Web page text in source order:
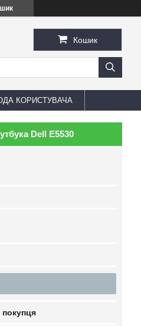
Кошик
КОРИСТУВАЧА
Dell E5530
покупця